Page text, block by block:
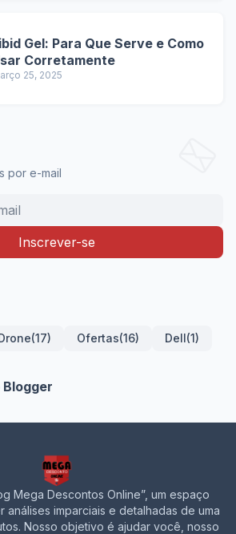
Gel: Para Que Serve e Como
Corretamente
25, 2025
por e-mail
(17) Ofertas(16) Dell(1)
Mega Descontos Online”, um espaço
imparciais e detalhadas de uma
Nosso objetivo é ajudar você, nosso